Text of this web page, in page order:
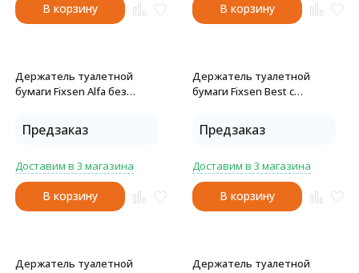
В корзину В корзину
Держатель туалетной
бумаги Fixsen Alfa без
(GR-9510B)
Предзаказ
Доставим в 3 магазина
В корзину
Держатель туалетной
бумаги Fixsen Best с
Предзаказ
Доставим в 3 магазина
В корзину
Держатель туалетной
Держатель туалетной